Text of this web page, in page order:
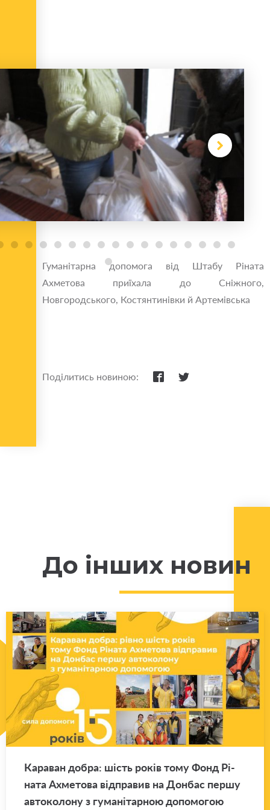
Гуманітарна допомога від Штабу Ріната
Ахметова приїхала до Сніжного,
Новгородського, Костянтинівки й Артемівська
Поділитись новиною:
До інших новин
Ка­ра­ван добра: шість років тому Фонд Рі­
на­та Ахме­то­ва від­пра­вив на Дон­бас першу
ав­то­ко­ло­ну з гу­ма­ні­тар­ною до­по­мо­гою